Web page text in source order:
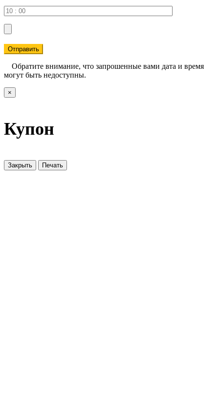
Отправить
Обратите внимание, что запрошенные вами дата и время
могут быть недоступны.
×
Купон
Закрыть Печать